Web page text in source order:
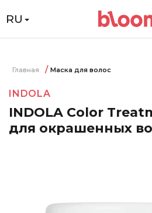
RU
Главная Маска для волос
INDOLA
INDOLA Color
для окрашенных